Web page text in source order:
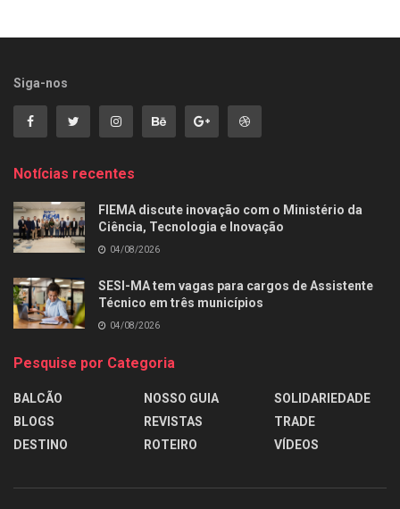
Siga-nos
Notícias recentes
FIEMA discute inovação com o Ministério da
Ciência, Tecnologia e Inovação
04/08/2026
SESI-MA tem vagas para cargos de Assistente
Técnico em três municípios
04/08/2026
Pesquise por Categoria
BALCÃO
BLOGS
DESTINO
NOSSO GUIA
REVISTAS
ROTEIRO
SOLIDARIEDADE
TRADE
VÍDEOS